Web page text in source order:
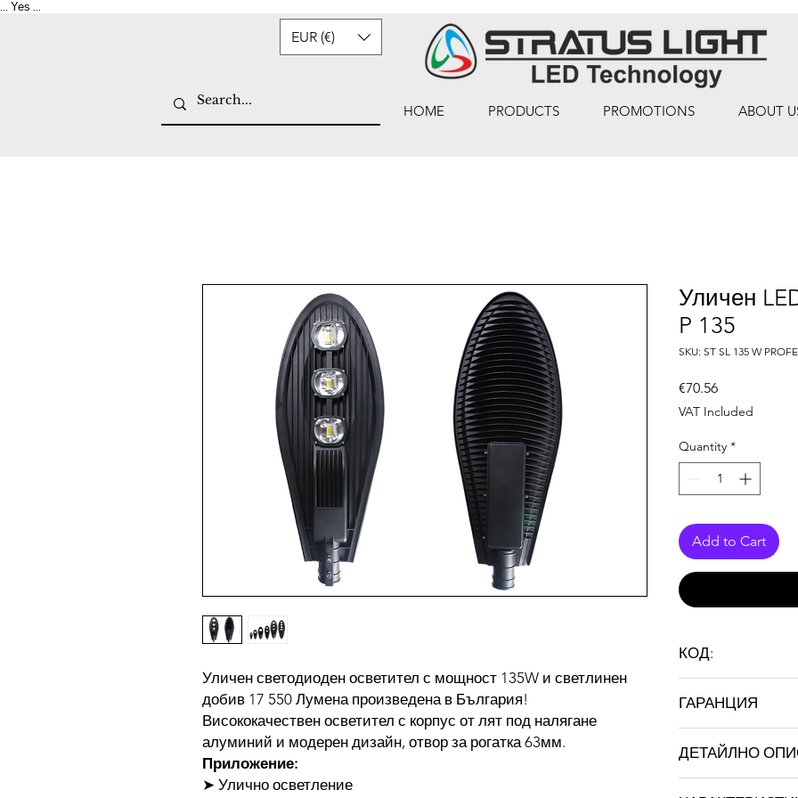
Yes
EUR (€)
HOME PRODUCTS PROMOTIONS ABOUT
Уличен светодиоден осветител с мощност 135W и светлинен
добив 17 550 Лумена произведена в България!
Висококачествен осветител с корпус от лят под налягане
алуминий и модерен дизайн, отвор за рогатка 63мм.
Приложение:
➤ Улично осветление
Уличен
P 135
SKU: ST SL 135 W
€70.56Price
VAT Included
Quantity *
Add to Cart
КОД:
ГАРАНЦИЯ
ДЕТАЙЛНО